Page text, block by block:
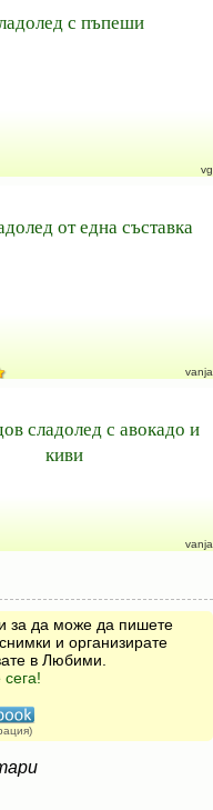
с пъпеши
vg
от една съставка
vanja
сладолед с авокадо и
киви
vanja
за да може да пишете
и организирате
в Любими.
сега!